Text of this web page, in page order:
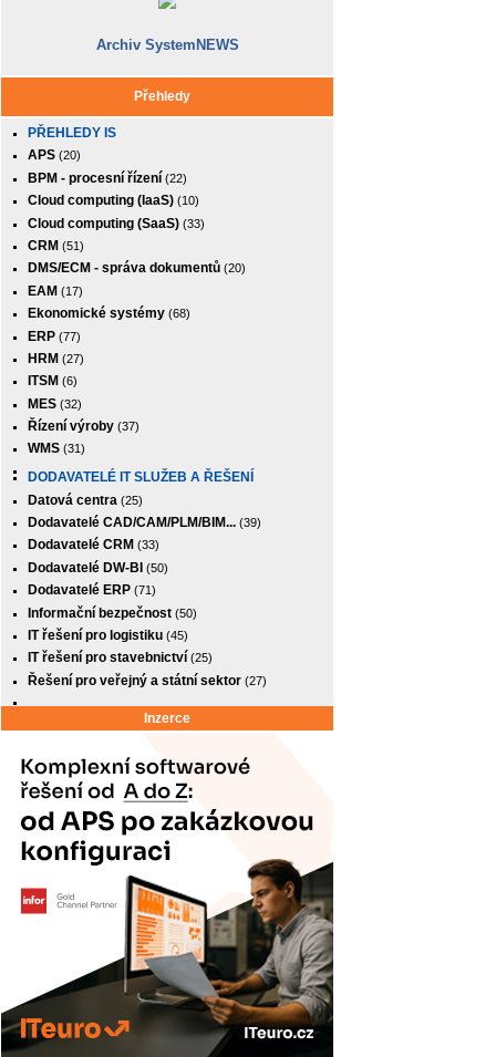
Archiv SystemNEWS
Přehledy
PŘEHLEDY IS
APS (20)
BPM - procesní řízení (22)
Cloud computing (IaaS) (10)
Cloud computing (SaaS) (33)
CRM (51)
DMS/ECM - správa dokumentů (20)
EAM (17)
Ekonomické systémy (68)
ERP (77)
HRM (27)
ITSM (6)
MES (32)
Řízení výroby (37)
WMS (31)
DODAVATELÉ IT SLUŽEB A ŘEŠENÍ
Datová centra (25)
Dodavatelé CAD/CAM/PLM/BIM... (39)
Dodavatelé CRM (33)
Dodavatelé DW-BI (50)
Dodavatelé ERP (71)
Informační bezpečnost (50)
IT řešení pro logistiku (45)
IT řešení pro stavebnictví (25)
Řešení pro veřejný a státní sektor (27)
Inzerce